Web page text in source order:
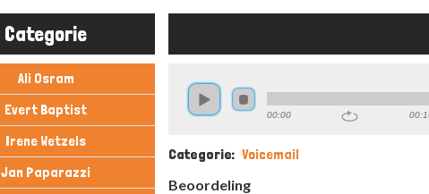
Categorie
Ali Osram
Evert Baptist
Irene Wetzels
Jan Paparazzi
00:00
Categorie
Voicemail
Beoordeling